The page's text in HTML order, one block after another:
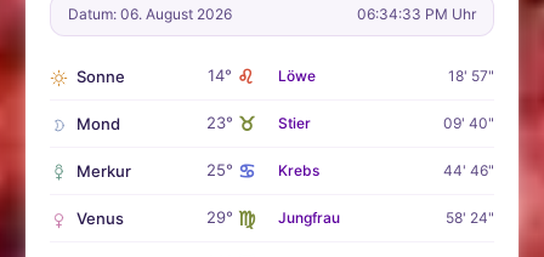
Datum: 06. August 2026 06:34:35 PM Uhr
Sonne 14° ♌ Löwe 18' 57"
Mond 23° ♉ Stier 09' 40"
Merkur 25° ♋ Krebs 44' 46"
Venus 29° ♍ Jungfrau 58' 24"